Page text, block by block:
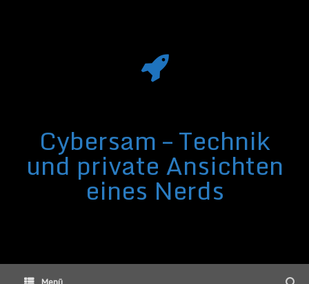
Cybersam – Technik
und private Ansichten
eines Nerds